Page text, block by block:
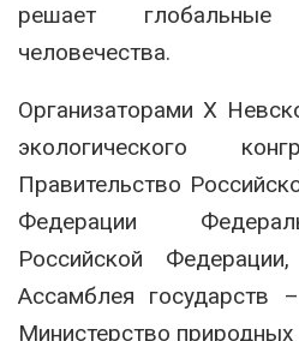
решает
человечества.
Организаторами X
экологического
Правительство
Федерации
Российской
Ассамблея государств
Министерство природных